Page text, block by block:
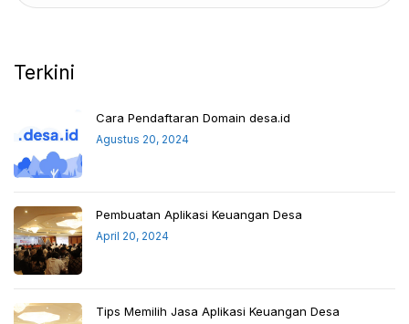
Terkini
Cara Pendaftaran Domain desa.id
Agustus 20, 2024
Pembuatan Aplikasi Keuangan Desa
April 20, 2024
Tips Memilih Jasa Aplikasi Keuangan Desa